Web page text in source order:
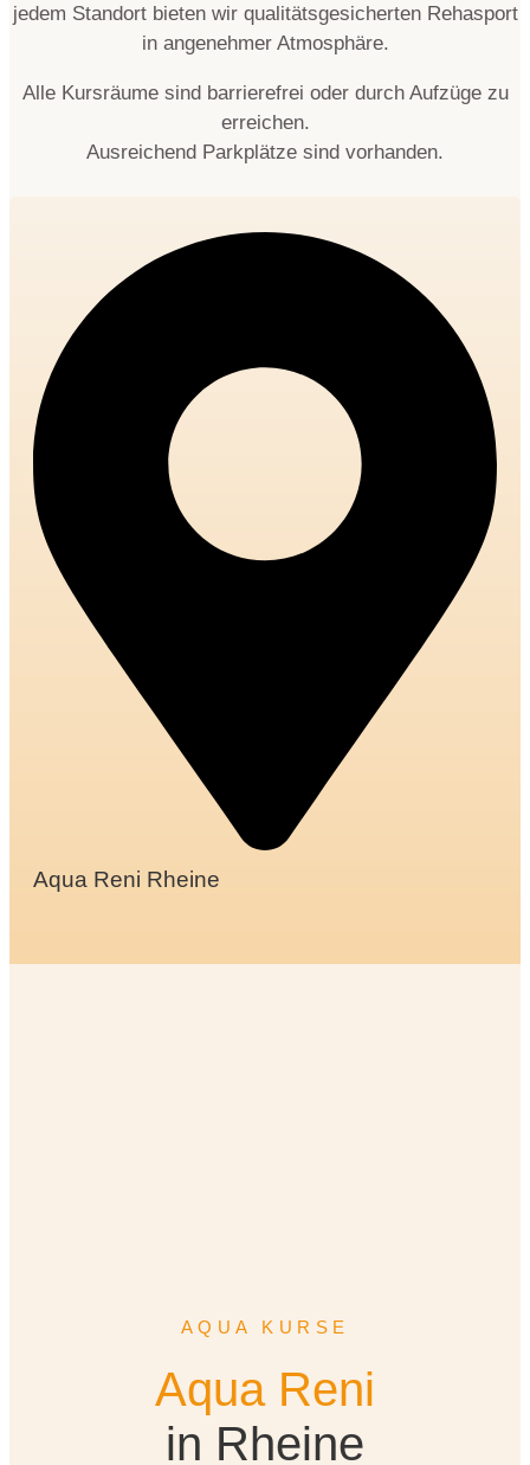
jedem Standort bieten wir qualitätsgesicherten Rehasport
in angenehmer Atmosphäre.
Alle Kursräume sind barrierefrei oder durch Aufzüge zu
erreichen.
Ausreichend Parkplätze sind vorhanden.
Aqua Reni Rheine
AQUA KURSE
Aqua Reni
in Rheine